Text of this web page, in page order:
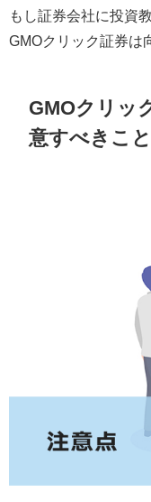
もし証券会社に投資
GMOクリック証券は
GMOクリッ
意すべきこと